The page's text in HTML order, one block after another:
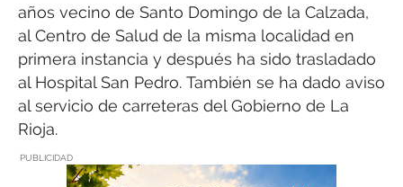
años vecino de Santo Domingo de la Calzada,
al Centro de Salud de la misma localidad en
primera instancia y después ha sido trasladado
al Hospital San Pedro. También se ha dado aviso
al servicio de carreteras del Gobierno de La
Rioja.
PUBLICIDAD